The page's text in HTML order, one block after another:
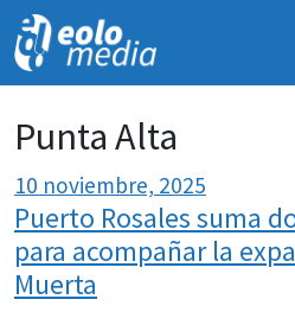
Punta Alta
10 noviembre, 2025
Puerto Rosales suma
para acompañar la
Muerta